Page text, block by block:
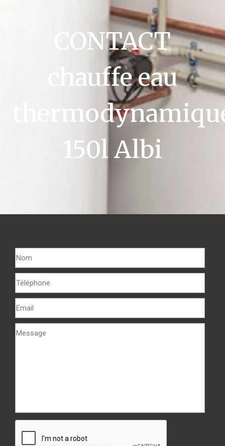
CONTACT
chauffe eau
150l Albi